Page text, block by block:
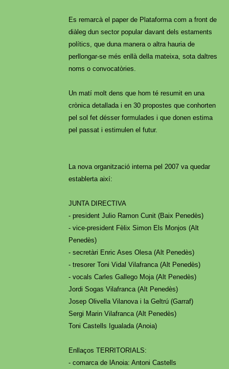
Es remarcà el paper de Plataforma com a front de
diàleg dun sector popular davant dels estaments
polítics, que duna manera o altra hauria de
perllongar-se més enllà della mateixa, sota daltres
noms o convocatòries.
Un matí molt dens que hom té resumit en una
crònica detallada i en 30 propostes que conhorten
pel sol fet désser formulades i que donen estima
pel passat i estimulen el futur.
La nova organització interna pel 2007 va quedar
establerta així:
JUNTA DIRECTIVA
- president Julio Ramon Cunit (Baix Penedès)
- vice-president Fèlix Simon Els Monjos (Alt
Penedès)
- secretàri Enric Ases Olesa (Alt Penedès)
- tresorer Toni Vidal Vilafranca (Alt Penedès)
- vocals Carles Gallego Moja (Alt Penedès)
Jordi Sogas Vilafranca (Alt Penedès)
Josep Olivella Vilanova i la Geltrú (Garraf)
Sergi Marin Vilafranca (Alt Penedès)
Toni Castells Igualada (Anoia)
Enllaços TERRITORIALS:
- comarca de lAnoia: Antoni Castells